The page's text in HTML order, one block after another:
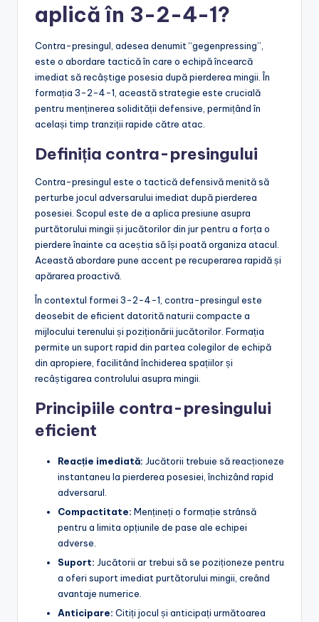
aplică în 3-2-4-1?
Contra-presingul, adesea denumit “gegenpressing”,
este o abordare tactică în care o echipă încearcă
imediat să recâștige posesia după pierderea mingii. În
formația 3-2-4-1, această strategie este crucială
pentru menținerea solidității defensive, permițând în
același timp tranziții rapide către atac.
Definiția contra-presingului
Contra-presingul este o tactică defensivă menită să
perturbe jocul adversarului imediat după pierderea
posesiei. Scopul este de a aplica presiune asupra
purtătorului mingii și jucătorilor din jur pentru a forța o
pierdere înainte ca aceștia să își poată organiza atacul.
Această abordare pune accent pe recuperarea rapidă și
apărarea proactivă.
În contextul formei 3-2-4-1, contra-presingul este
deosebit de eficient datorită naturii compacte a
mijlocului terenului și poziționării jucătorilor. Formația
permite un suport rapid din partea colegilor de echipă
din apropiere, facilitând închiderea spațiilor și
recâștigarea controlului asupra mingii.
Principiile contra-presingului
eficient
Reacție imediată: Jucătorii trebuie să reacționeze
instantaneu la pierderea posesiei, închizând rapid
adversarul.
Compactitate: Mențineți o formație strânsă
pentru a limita opțiunile de pase ale echipei
adverse.
Suport: Jucătorii ar trebui să se poziționeze pentru
a oferi suport imediat purtătorului mingii, creând
avantaje numerice.
Anticipare: Citiți jocul și anticipați următoarea